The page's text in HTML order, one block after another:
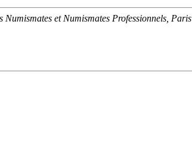
et Numismates Professionnels, Paris